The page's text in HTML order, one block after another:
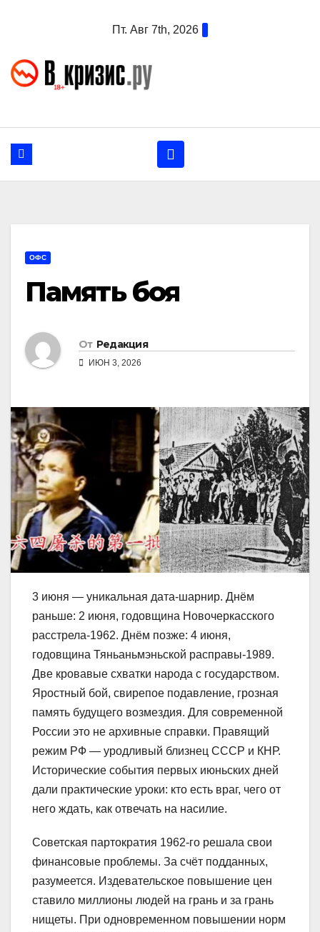
Пт. Авг 7th, 2026
ОФС
Память боя
От Редакция
ИЮН 3, 2026
3 июня — уникальная дата-шарнир. Днём
раньше: 2 июня, годовщина Новочеркасского
расстрела-1962. Днём позже: 4 июня,
годовщина Тяньаньмэньской расправы-1989.
Две кровавые схватки народа с государством.
Яростный бой, свирепое подавление, грозная
память будущего возмездия. Для современной
России это не архивные справки. Правящий
режим РФ — уродливый близнец СССР и КНР.
Исторические события первых июньских дней
дали практические уроки: кто есть враг, чего от
него ждать, как отвечать на насилие.
Советская партократия 1962-го решала свои
финансовые проблемы. За счёт подданных,
разумеется. Издевательское повышение цен
ставило миллионы людей на грань и за грань
нищеты. При одновременном повышении норм